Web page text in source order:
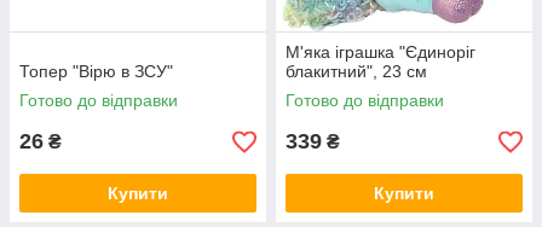
Топер "Вірю в ЗСУ"
Готово до відправки
26 ₴
Купити
М'яка іграшка "Єдиноріг
блакитний", 23 см
Готово до відправки
339 ₴
Купити